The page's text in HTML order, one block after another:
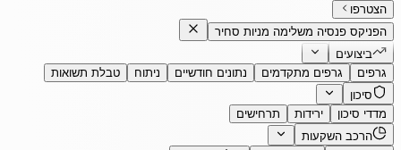
הצטרפו
הפניקס פנסיה משלימה מניות סחיר
ביצועים
גרפים
גרפים מתקדמים נתונים חודשיים ניתוח
טבלת תשואות
סיכון
מדדי סיכון
ירידות
תרחישים
הרכב השקעות